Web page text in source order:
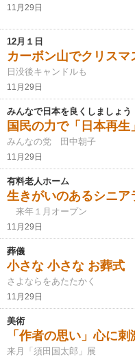
11月29日
12月１日
カーボン山でクリスマ
日没後キャンドルも
11月29日
みんなで日本を良くしましょう
国民の力で「日本再生」
みんなの党 田中朝子
11月29日
有料老人ホーム
生きがいのあるシニア
来年１月オープン
11月29日
葬儀
小さな 小さな お葬式
さよならをあたたかく
11月29日
美術
「作者の思い」心に刺
来月「須田国太郎」展